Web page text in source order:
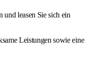
und leasen Sie sich ein
Leistungen sowie eine